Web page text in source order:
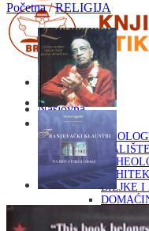
Naslovna
KNJIGE
OD
DO
BILJKE I
Početna / RELIGIJA